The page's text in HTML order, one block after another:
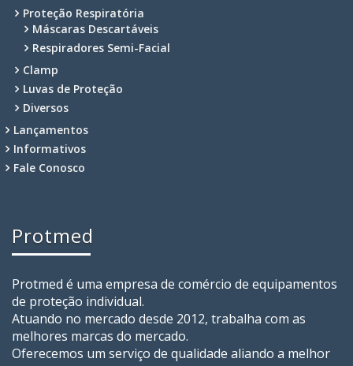
Proteção Respiratória
Máscaras Descartáveis
Respiradores Semi-Facial
Clamp
Luvas de Proteção
Diversos
Lançamentos
Informativos
Fale Conosco
Protmed
Protmed é uma empresa de comércio de equipamentos
de proteção individual.
Atuando no mercado desde 2012, trabalha com as
melhores marcas do mercado.
Oferecemos um serviço de qualidade aliando a melhor